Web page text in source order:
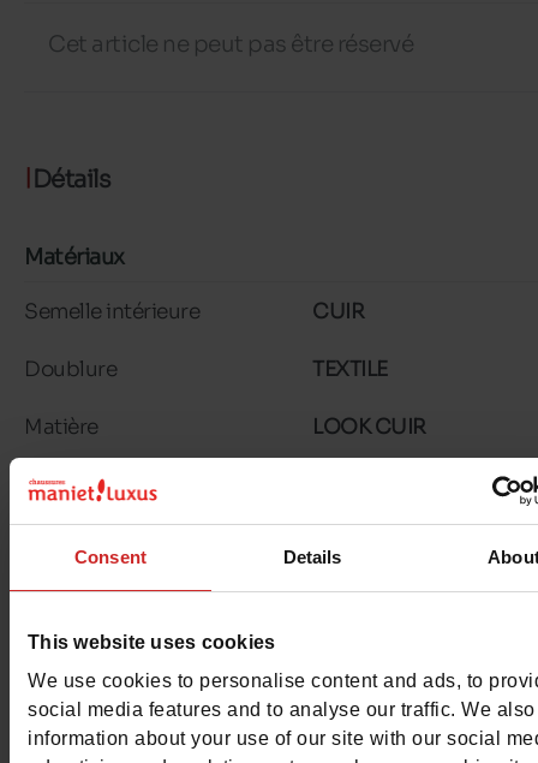
Consent Details
This website uses cookies
We use cookies to personalise content and ads, to
social media features and to analyse our traffic. We
information about your use of our site with our social
Cet article ne peut pas être réservé
Détails
Matériaux
Semelle intérieure CUIR
Doublure TEXTILE
Matière LOOK CUIR
Semelle extérieure
Couleur MARINE
Conseil largeur
Waterproof Non